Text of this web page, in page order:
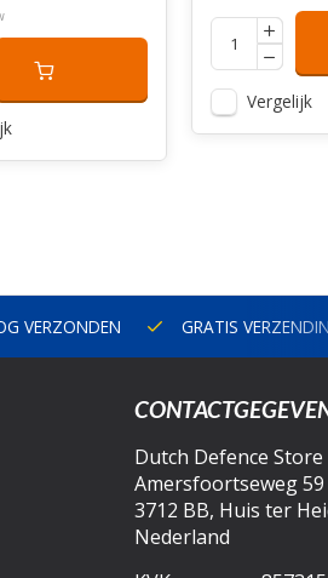
Vergelijk
VERZONDEN GRATIS
Dutch Defence Store
Amersfoortseweg 59
3712 BB, Huis ter
Nederland